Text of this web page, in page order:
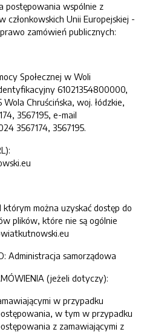
postępowania wspólnie z
członkowskich Unii Europejskiej -
zamówień publicznych:
Społecznej w Woli
61021354800000,
Chruścińska, woj. łódzkie,
3567195, e-mail
3567174, 3567195.
można uzyskać dostęp do
plików, które nie są ogólnie
Administracja samorządowa
(jeżeli dotyczy):
w przypadku
w tym w przypadku
z zamawiającymi z